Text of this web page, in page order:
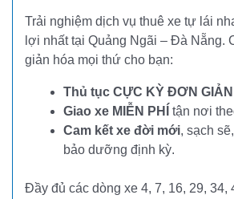
Trải nghiệm dịch vụ thuê xe tự lái
lợi nhất tại Quảng Ngãi – Đà Nẵng.
giản hóa mọi thứ cho bạn:
Thủ tục CỰC KỲ ĐƠN GIẢN
Giao xe MIỄN PHÍ
tận nơi
Cam kết xe đời mới, sạch
bảo dưỡng định kỳ.
Đầy đủ các dòng xe 4, 7, 16, 29, 34,